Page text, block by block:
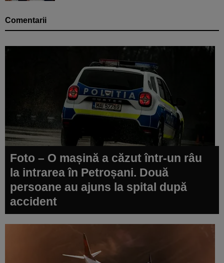
Comentarii
Foto – O mașină a căzut într-un râu
la intrarea în Petroșani. Două
persoane au ajuns la spital după
accident